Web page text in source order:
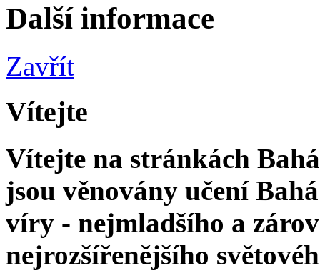
Další informace
Zavřít
Vítejte
Vítejte na stránkách
jsou věnovány učení
víry - nejmladšího a
nejrozšířenějšího